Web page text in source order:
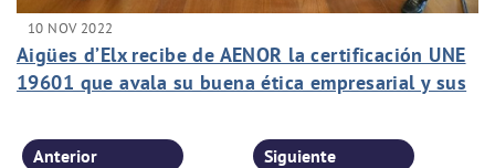
10 NOV 2022
Aigües d’Elx recibe de AENOR la certificación UNE
19601 que avala su buena ética empresarial y sus
Anterior Siguiente